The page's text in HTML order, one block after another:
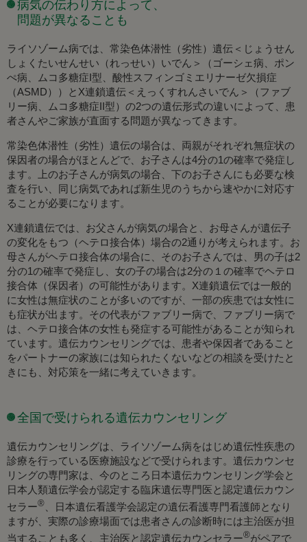
病気の伝わり方によって、
問題が異なることも
ライソゾーム病では、常染色体潜性（劣性）遺伝＜じょうせん
しょくたいせんせい（れっせい）いでん＞（ゴーシェ病、ポン
ぺ病、ムコ多糖症I型、酸性スフィンゴミエリナーゼ欠損症
（ASMD））とX連鎖遺伝＜えっくすれんさいでん＞（ファブ
リー病、ムコ多糖症II型）の2つの遺伝形式の違いによって、患
者さんやご家族が直面する問題が異なってきます。
常染色体潜性（劣性）遺伝の場合は、両親がそれぞれ無症状の
保因者の場合がほとんどで、お子さんは4分の1の確率で発症し
ます。上のお子さんが病気の場合、下のお子さんにも必要な検
査を行い、同じ病気であれば新生児のうちから速やかに対応す
ることが必要になります。
X連鎖遺伝では、お父さんが病気の場合と、お母さんが遺伝子
の変化をもつ（ヘテロ接合体）場合の2通りが考えられます。お
母さんがヘテロ接合体の場合に、そのお子さんでは、男の子は2
分の1の確率で発症し、女の子の場合は2分の１の確率でヘテロ
接合体（保因者）の可能性があります。X連鎖遺伝では一般的
に女性は無症状のことが多いのですが、一部の疾患では女性に
も症状が出ます。その代表がファブリー病で、ファブリー病で
は、ヘテロ接合体の女性も発症する可能性があることが知られ
ています。遺伝カウンセリングでは、患者や保因者であること
をパートナーの家族には知られたくないなどの相談を受けたと
きにも、対応策を一緒に考えていきます。
全国で受けられる遺伝カウンセリング
遺伝カウンセリングは、ライソゾーム病をはじめ遺伝性疾患の
診療を行っている医療施設などで受けられます。遺伝カウンセ
リングの専門家は、今のところ日本遺伝カウンセリング学会と
日本人類遺伝学会が認定する臨床遺伝専門医と認定遺伝カウン
セラー®
、日本遺伝看護学会認定の遺伝看護専門看護師となり
ますが、実際の診療場面では患者さんの診断時には主治医が担
当することも多く、主治医と認定遺伝カウンセラー®がペアで